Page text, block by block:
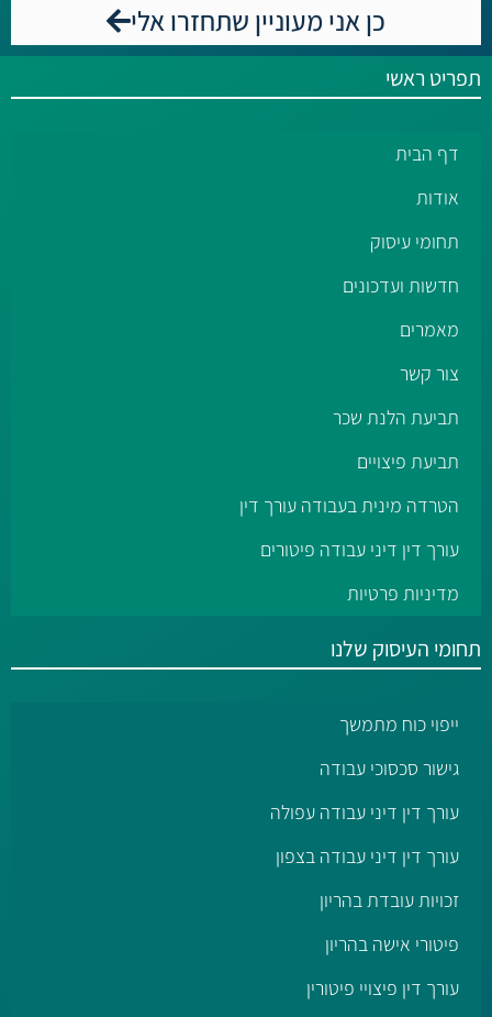
כן אני מעוניין שתחזרו אלי
תפריט ראשי
דף הבית
אודות
תחומי עיסוק
חדשות ועדכונים
מאמרים
צור קשר
תביעת הלנת שכר
תביעת פיצויים
הטרדה מינית בעבודה עורך דין
עורך דין דיני עבודה פיטורים
מדיניות פרטיות
תחומי העיסוק שלנו
ייפוי כוח מתמשך
גישור סכסוכי עבודה
עורך דין דיני עבודה עפולה
עורך דין דיני עבודה בצפון
זכויות עובדת בהריון
פיטורי אישה בהריון
עורך דין פיצויי פיטורין